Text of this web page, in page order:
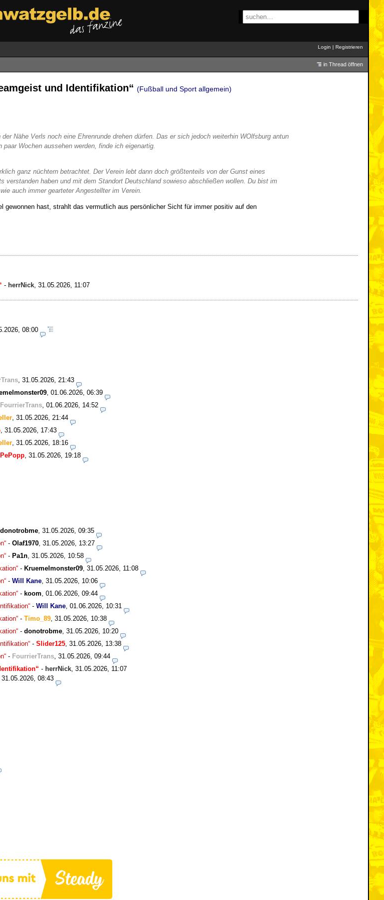
Login | Registrieren
in Thread öffnen
und Identifikation“ (Fußball und Sport allgemein)
Nähe Verls noch eine Ehrenrunde drehen dürfen. Das er sich jedoch weiterhin WOlfsburg antun
Wochen aussehen werden, finde ich eigenartig.
ganz nüchtern betrachtet. Der Verein lebt dann doch größtenteils von der Gunst eines
haben und mit dem Standort Deutschland sowieso abschließen wollen. Du bist im
auch immer gearteter Angestellter im Verein.
gewonnen hast, strahlt das vermutlich aus persönlicher Sicht für immer positiv auf den
- herrNick, 31.05.2026, 11:07
08:00
, 31.05.2026, 21:43
, 01.06.2026, 06:39
FourrierTrans, 01.06.2026, 14:52
, 31.05.2026, 21:44
, 31.05.2026, 17:43
, 31.05.2026, 18:16
PePopp, 31.05.2026, 19:18
donotrobme, 31.05.2026, 09:35
- Olaf1970, 31.05.2026, 13:27
- Pa1n, 31.05.2026, 10:58
- Kruemelmonster09, 31.05.2026, 11:08
- Will Kane, 31.05.2026, 10:06
- koom, 01.06.2026, 09:44
- Will Kane, 01.06.2026, 10:31
- Timo_89, 31.05.2026, 10:38
- donotrobme, 31.05.2026, 10:20
- Slider125, 31.05.2026, 13:38
- FourrierTrans, 31.05.2026, 09:44
- herrNick, 31.05.2026, 11:07
31.05.2026, 08:43